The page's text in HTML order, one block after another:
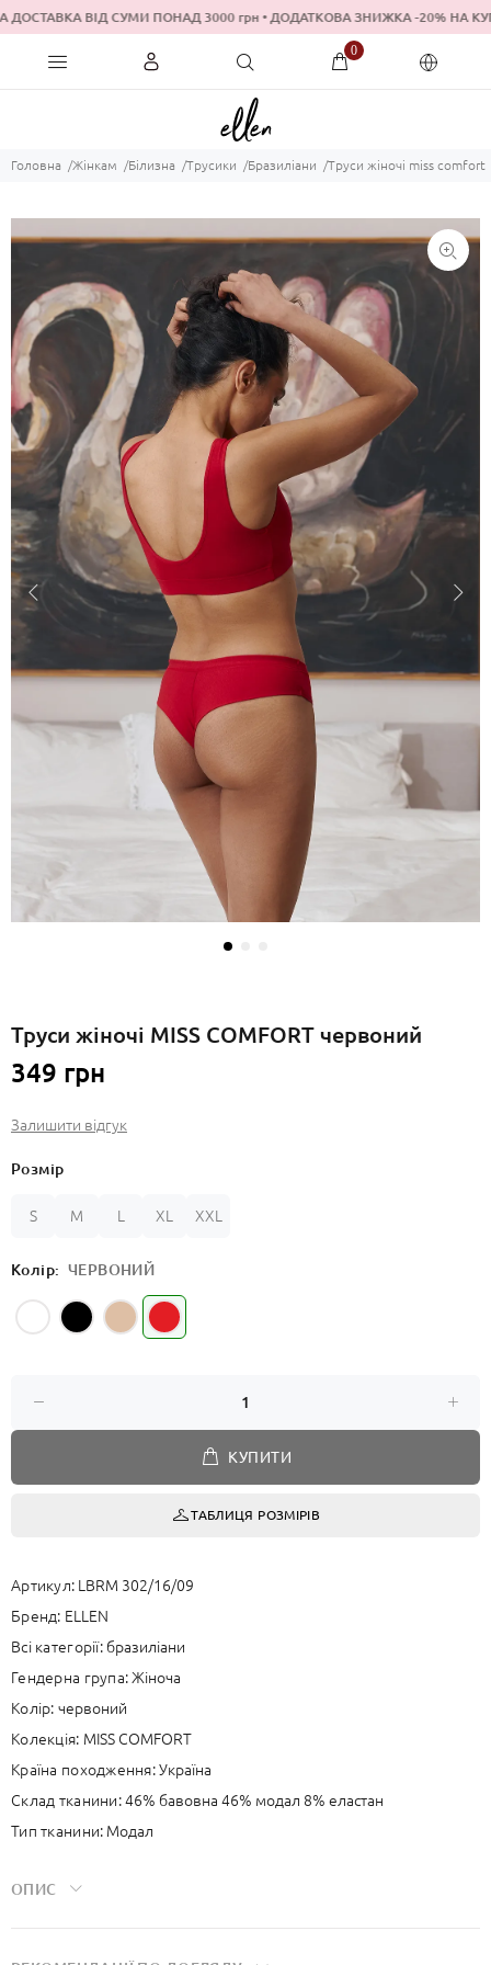
ВІД СУМИ ПОНАД 3000 грн • ДОДАТКОВА ЗНИЖКА -20%
0
Головна Жінкам Білизна Трусики Бразиліани Труси жіночі miss comfort
Труси жіночі MISS COMFORT червоний
349 грн
Залишити відгук
Розмір
S M L XL XXL
Колір: ЧЕРВОНИЙ
КУПИТИ
ТАБЛИЦЯ РОЗМІРІВ
Артикул: LBRM 302/16/09
Бренд: ELLEN
Всі категорії:бразиліани
Гендерна група:Жіноча
Колір: червоний
Колекція: MISS COMFORT
Країна походження:Україна
Склад тканини:46% бавовна 46% модал 8% еластан
Тип тканини: Модал
ОПИС